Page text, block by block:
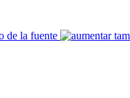
de la fuente